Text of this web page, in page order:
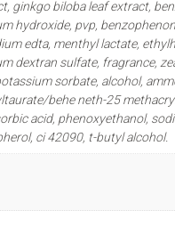
ginkgo biloba leaf extract,
hydroxide, pvp,
edta, menthyl lactate,
dextran sulfate, fragrance,
sorbate, alcohol,
behe neth-25
acid, phenoxyethanol,
ci 42090, t-butyl alcohol.